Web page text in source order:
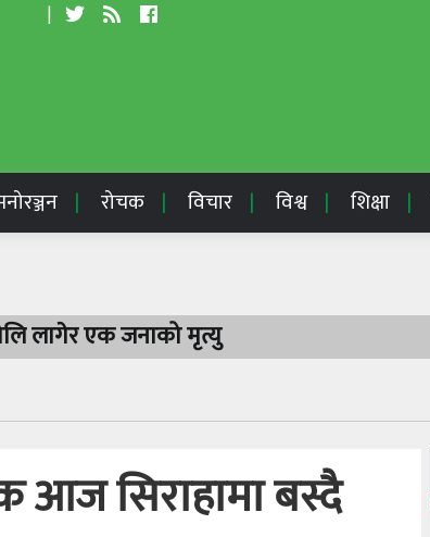
|
रोचक विचार विश्व शिक्षा
लागेर एक जनाको मृत्यु
आज सिराहामा बस्दै